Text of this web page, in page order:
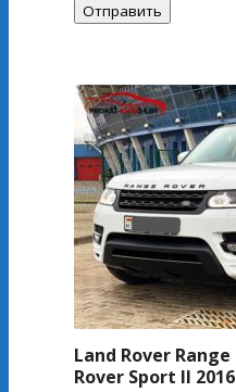
Land Rover Range
Rover Sport II 2016